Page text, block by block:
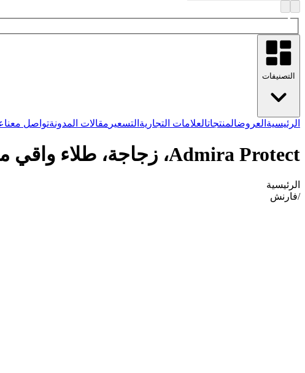
التصنيفات
الرئيسية العروضالمنتجاتالعلامات التجارية التسعير مقالات المدونةتواصل معنا
Admira Protect، زجاجة، طلاء واقي مزيل للتحسس
الرئيسية
/فارنش